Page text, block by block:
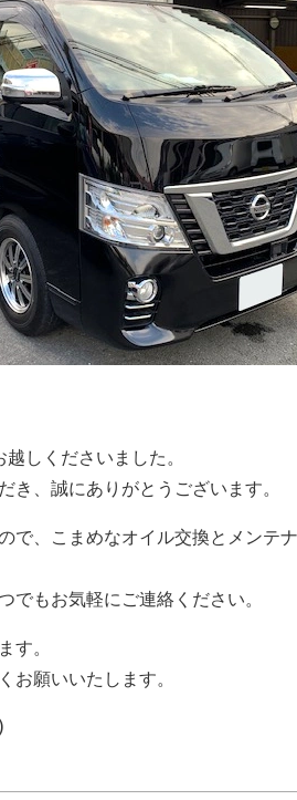
しくださいました。
き、誠にありがとうございます。
で、こまめなオイル交換とメンテ
でもお気軽にご連絡ください。
す。
お願いいたします。